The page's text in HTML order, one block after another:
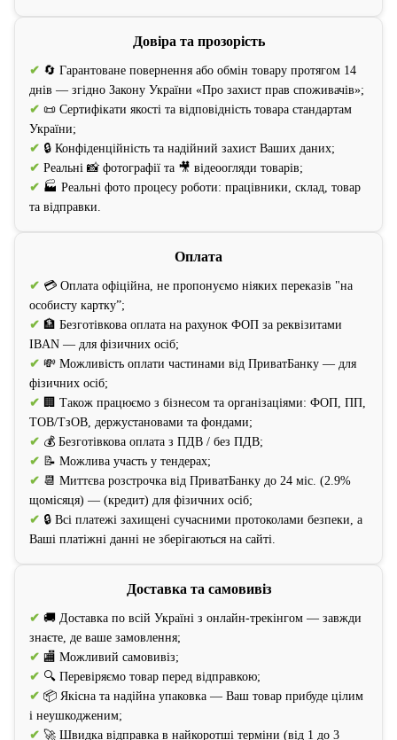
Довіра та прозорість
✔ 🔄 Гарантоване повернення або обмін товару протягом 14
днів — згідно Закону України «Про захист прав споживачів»;
✔ 📜 Сертифікати якості та відповідність товара стандартам
України;
✔ 🔒 Конфіденційність та надійний захист Ваших даних;
✔ Реальні 📸 фотографії та 🎥 відеоогляди товарів;
✔ 🏭 Реальні фото процесу роботи: працівники, склад, товар
та відправки.
Оплата
✔ 💳 Оплата офіційна, не пропонуємо ніяких переказів "на
особисту картку”;
✔ 🏦 Безготівкова оплата на рахунок ФОП за реквізитами
IBAN — для фізичних осіб;
✔ 💸 Можливість оплати частинами від ПриватБанку — для
фізичних осіб;
✔ 🏢 Також працюємо з бізнесом та організаціями: ФОП, ПП,
ТОВ/ТзОВ, держустановами та фондами;
✔ 💰 Безготівкова оплата з ПДВ / без ПДВ;
✔ 📝 Можлива участь у тендерах;
✔ 📆 Миттєва розстрочка від ПриватБанку до 24 міс. (2.9%
щомісяця) — (кредит) для фізичних осіб;
✔ 🔒 Всі платежі захищені сучасними протоколами безпеки, а
Ваші платіжні данні не зберігаються на сайті.
Доставка та самовивіз
✔ 🚚 Доставка по всій Україні з онлайн-трекінгом — завжди
знаєте, де ваше замовлення;
✔ 🏬 Можливий самовивіз;
✔ 🔍 Перевіряємо товар перед відправкою;
✔ 📦 Якісна та надійна упаковка — Ваш товар прибуде цілим
і неушкодженим;
✔ 🚀 Швидка відправка в найкоротші терміни (від 1 до 3